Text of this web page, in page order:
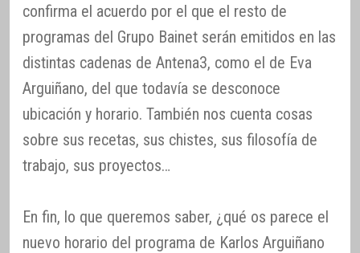
confirma el acuerdo por el que el resto de
programas del Grupo Bainet serán emitidos en las
distintas cadenas de Antena3, como el de Eva
Arguiñano, del que todavía se desconoce
ubicación y horario. También nos cuenta cosas
sobre sus recetas, sus chistes, sus filosofía de
trabajo, sus proyectos…
En fin, lo que queremos saber, ¿qué os parece el
nuevo horario del programa de Karlos Arguiñano